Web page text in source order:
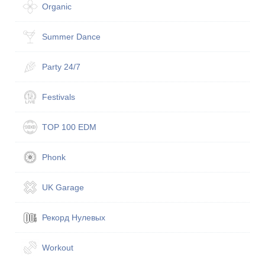
Organic
Summer Dance
Party 24/7
Festivals
TOP 100 EDM
Phonk
UK Garage
Рекорд Нулевых
Workout